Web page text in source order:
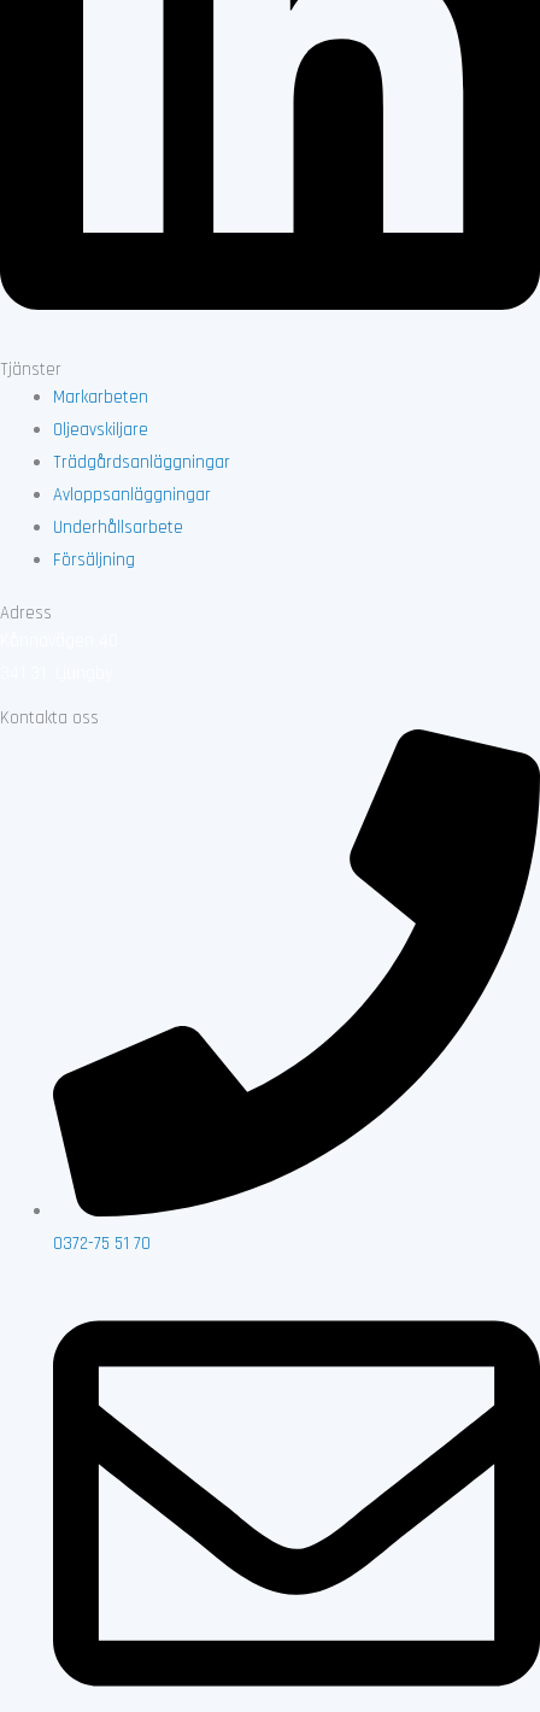
Tjänster
Markarbeten
Oljeavskiljare
Trädgårdsanläggningar
Avloppsanläggningar
Underhållsarbete
Försäljning
Adress
Kontakta oss
0372-75 51 70